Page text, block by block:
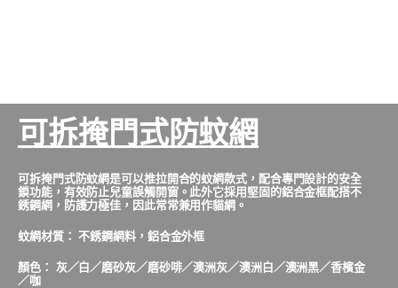
可拆掩門式防蚊網
可拆掩門式防蚊網是可以推拉開合的蚊網款式，配合專門設計的安全
鎖功能，有效防止兒童誤觸開窗。此外它採用堅固的鋁合金框配搭不
銹鋼網，防護力極佳，因此常常兼用作貓網。
蚊網材質： 不銹鋼網料，鋁合金外框
顏色： 灰／白／磨砂灰／磨砂啡／澳洲灰／澳洲白／澳洲黑／香檳金
／咖